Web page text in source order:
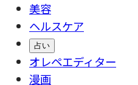
美容
ヘルスケア
占い
オレペエディター
漫画